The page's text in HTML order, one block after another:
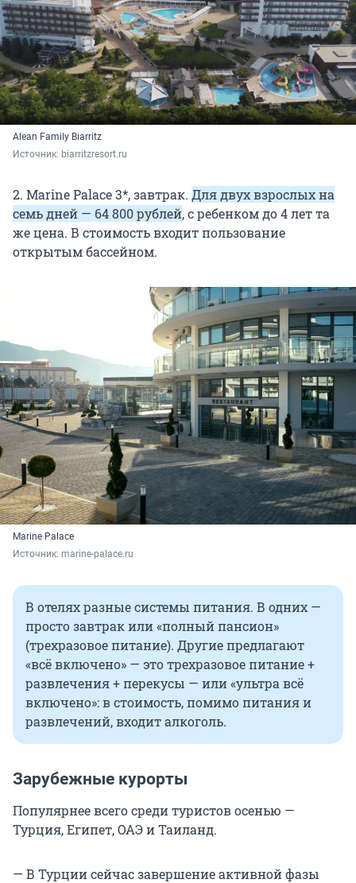
Alean Family Biarritz
Источник: biarritzresort.ru
2. Marine Palace 3*, завтрак. Для двух взрослых на
семь дней — 64 800 рублей, с ребенком до 4 лет та
же цена. В стоимость входит пользование
открытым бассейном.
Marine Palace
Источник: marine-palace.ru
В отелях разные системы питания. В одних —
просто завтрак или «полный пансион»
(трехразовое питание). Другие предлагают
«всё включено» — это трехразовое питание +
развлечения + перекусы — или «ультра всё
включено»: в стоимость, помимо питания и
развлечений, входит алкоголь.
Зарубежные курорты
Популярнее всего среди туристов осенью —
Турция, Египет, ОАЭ и Таиланд.
— В Турции сейчас завершение активной фазы